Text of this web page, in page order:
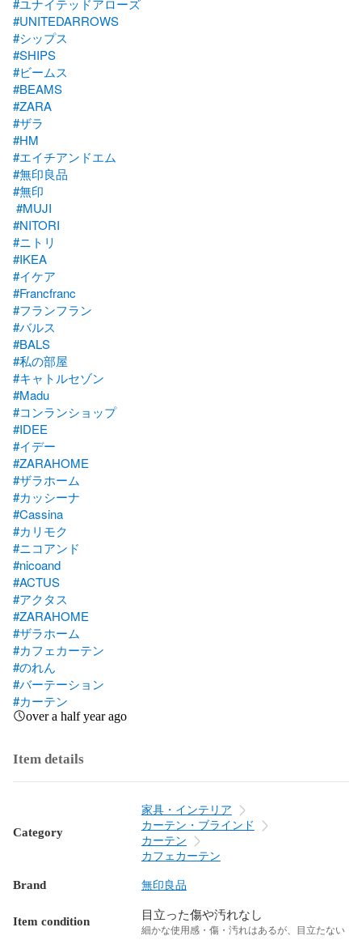
#UNITEDARROWS
#シップス
#SHIPS
#ビームス
#BEAMS
#ZARA
#ザラ
#HM
#エイチアンドエム
#無印良品
#無印
#MUJI
#NITORI
#ニトリ
#IKEA
#イケア
#Francfranc
#フランフラン
#バルス
#BALS
#私の部屋
#キャトルセゾン
#Madu
#コンランショップ
#IDEE
#イデー
#ZARAHOME
#ザラホーム
#カッシーナ
#Cassina
#カリモク
#ニコアンド
#nicoand
#ACTUS
#アクタス
#ZARAHOME
#ザラホーム
#カフェカーテン
#のれん
#バーテーション
#カーテン
over a half year ago
Item details
Category
家具・インテリア
カーテン・ブラインド
カーテン
カフェカーテン
Brand 無印良品
Item condition 目立った傷や汚れなし
細かな使用感・傷・汚れはあるが、目立たない